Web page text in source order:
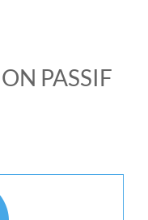
PASSIF